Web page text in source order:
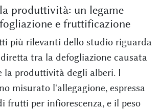
produttività: un legame
e fruttificazione
più rilevanti dello studio riguarda
tra la defogliazione causata
la produttività degli alberi. I
misurato l'allegagione, espressa
frutti per infiorescenza, e il peso